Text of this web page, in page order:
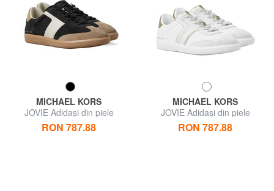
MICHAEL KORS
JOVIE Adidași din piele
RON 787.88
MICHAEL KORS
JOVIE Adidași din piele
RON 787.88